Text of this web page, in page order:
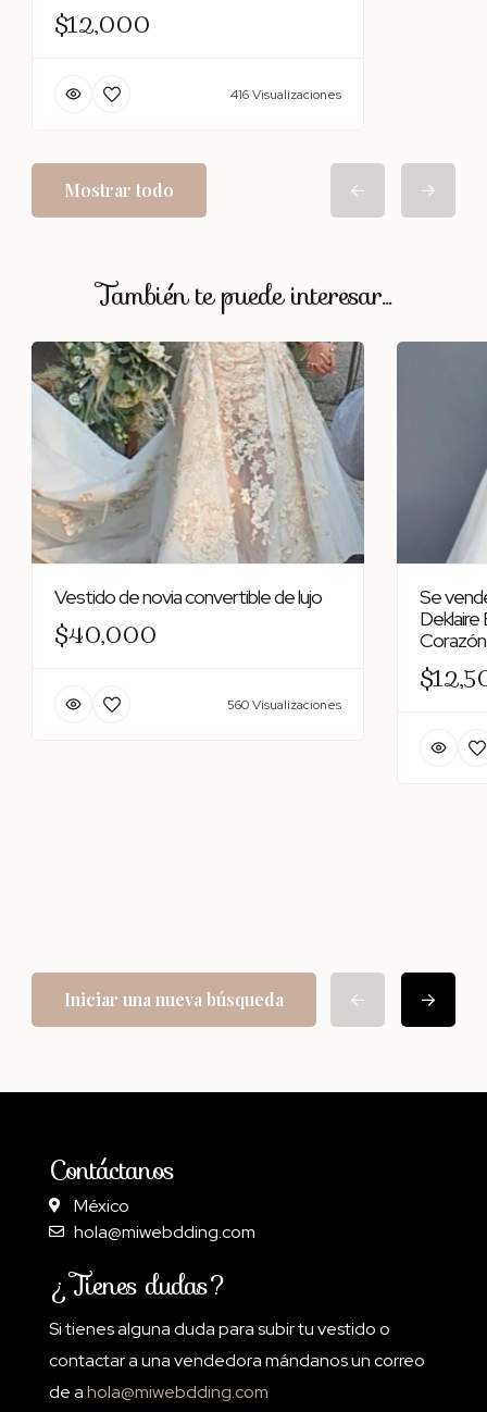
$12,000
416 Visualizaciones
Mostrar todo
También te puede interesar...
Vestido de novia convertible de lujo
$40,000
560 Visualizaciones
Se
Deklaire
Iniciar una nueva búsqueda
Contáctanos
México
hola@miwebdding.com
¿Tienes dudas?
Si tienes alguna duda para subir tu vestido o
contactar a una vendedora mándanos un correo
de ahola@miwebdding.com